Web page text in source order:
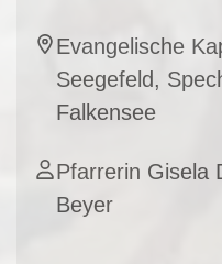
Evangelische
Seegefeld,
Falkensee
Pfarrerin Gisela
Beyer